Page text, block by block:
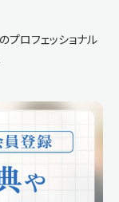
プロフェッショナル